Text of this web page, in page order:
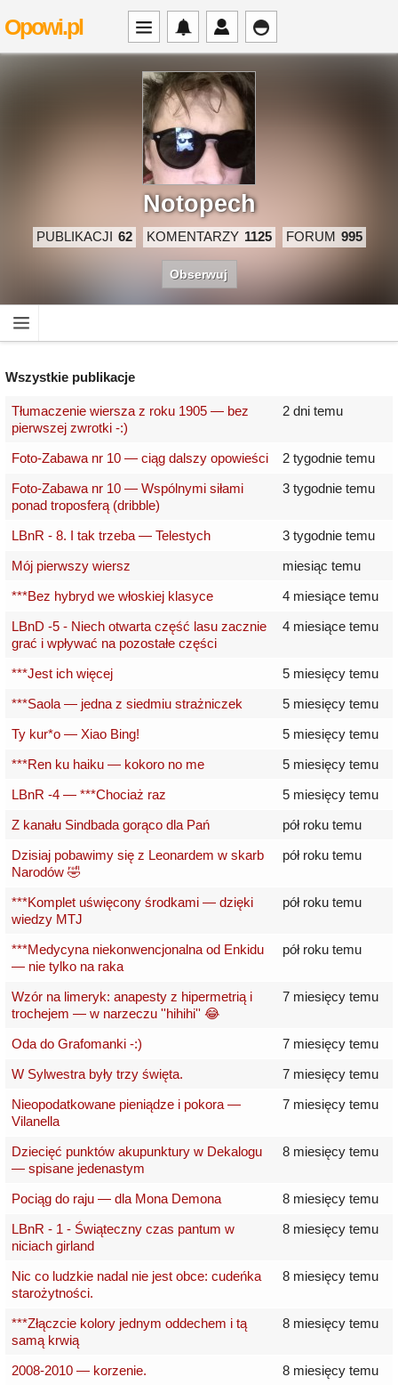
Opowi.pl
Notopech
PUBLIKACJI 62 KOMENTARZY 1125 FORUM 995
Obserwuj
Wszystkie publikacje
Tłumaczenie wiersza z roku 1905 — bez
pierwszej zwrotki -:)
2 dni temu
Foto-Zabawa nr 10 — ciąg dalszy opowieści
2 tygodnie temu
Foto-Zabawa nr 10 — Wspólnymi siłami
ponad troposferą (dribble)
3 tygodnie temu
LBnR - 8. I tak trzeba — Telestych
3 tygodnie temu
Mój pierwszy wiersz
miesiąc temu
***Bez hybryd we włoskiej klasyce
4 miesiące temu
LBnD -5 - Niech otwarta część lasu zacznie
grać i wpływać na pozostałe części
4 miesiące temu
***Jest ich więcej
5 miesięcy temu
***Saola — jedna z siedmiu strażniczek
5 miesięcy temu
Ty kur*o — Xiao Bing!
5 miesięcy temu
***Ren ku haiku — kokoro no me
5 miesięcy temu
LBnR -4 — ***Chociaż raz
5 miesięcy temu
Z kanału Sindbada gorąco dla Pań
pół roku temu
Dzisiaj pobawimy się z Leonardem w skarb
Narodów 🤣
pół roku temu
***Komplet uświęcony środkami — dzięki
wiedzy MTJ
pół roku temu
***Medycyna niekonwencjonalna od Enkidu
— nie tylko na raka
pół roku temu
Wzór na limeryk: anapesty z hipermetrią i
trochejem — w narzeczu ''hihihi'' 😂
7 miesięcy temu
Oda do Grafomanki -:)
7 miesięcy temu
W Sylwestra były trzy święta.
7 miesięcy temu
Nieopodatkowane pieniądze i pokora —
Vilanella
7 miesięcy temu
Dziecięć punktów akupunktury w Dekalogu
— spisane jedenastym
8 miesięcy temu
Pociąg do raju — dla Mona Demona
8 miesięcy temu
LBnR - 1 - Świąteczny czas pantum w
niciach girland
8 miesięcy temu
Nic co ludzkie nadal nie jest obce: cudeńka
starożytności.
8 miesięcy temu
***Złączcie kolory jednym oddechem i tą
samą krwią
8 miesięcy temu
2008-2010 — korzenie.
8 miesięcy temu